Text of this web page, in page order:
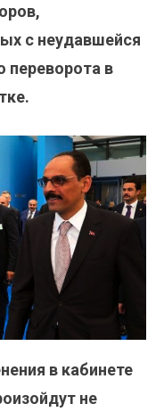
с неудавшейся
переворота в
в кабинете
не